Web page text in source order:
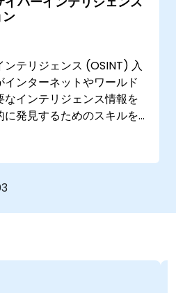
ンテリジェンス (OSINT) 入
ンターネットやワールド
なインテリジェンス情報を
に発見するためのスキルを
いくつかを調査し理解す
保できます。
密性の高いインターネッ
用法を学びます。本コー
、受講者が扱われるツー
解するのに十分な時間を